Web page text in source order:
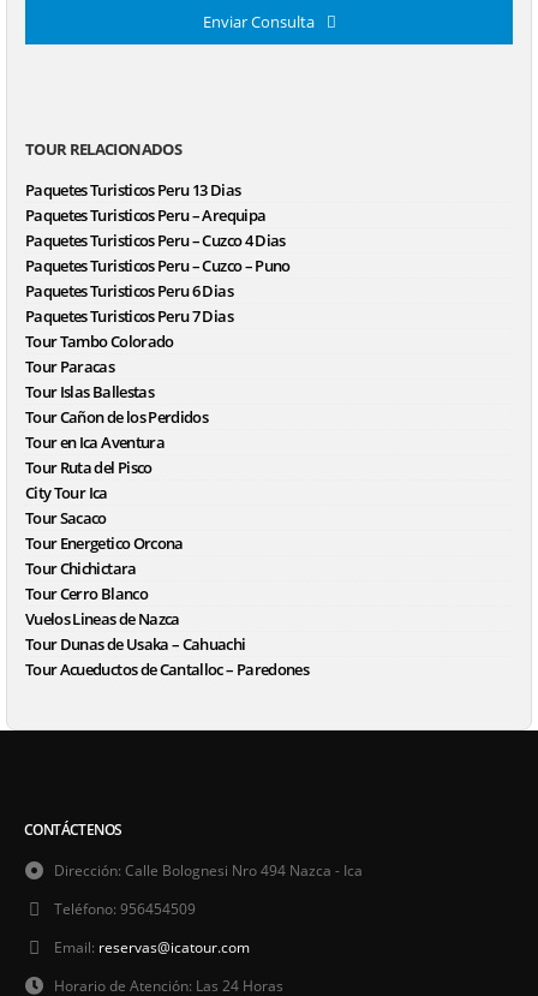
Enviar Consulta
be left
TOUR RELACIONADOS
Paquetes Turisticos Peru 13 Dias
Paquetes Turisticos Peru – Arequipa
Paquetes Turisticos Peru – Cuzco 4 Dias
Paquetes Turisticos Peru – Cuzco – Puno
Paquetes Turisticos Peru 6 Dias
Paquetes Turisticos Peru 7 Dias
Tour Tambo Colorado
Tour Paracas
Tour Islas Ballestas
Tour Cañon de los Perdidos
Tour en Ica Aventura
Tour Ruta del Pisco
City Tour Ica
Tour Sacaco
Tour Energetico Orcona
Tour Chichictara
Tour Cerro Blanco
Vuelos Lineas de Nazca
Tour Dunas de Usaka – Cahuachi
Tour Acueductos de Cantalloc – Paredones
CONTÁCTENOS
Dirección: Calle Bolognesi Nro 494 Nazca - Ica
Teléfono: 956454509
Email: reservas@icatour.com
Horario de Atención: Las 24 Horas